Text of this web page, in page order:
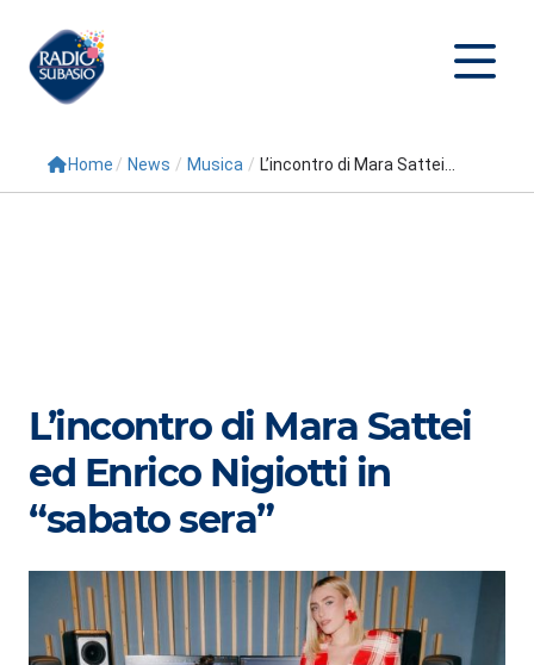
Cerca
Conduttori
Repliche
Podcast
3xTe
Interviste
Home / News / Musica / L’incontro di Mara Sattei...
L’incontro di Mara Sattei
ed Enrico Nigiotti in
“sabato sera”